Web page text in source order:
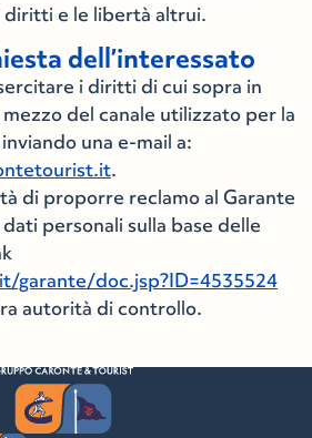
diritti e le libertà altrui.
dell’interessato
i diritti di cui sopra in
del canale utilizzato per la
una e-mail a:
.
di proporre reclamo al Garante
personali sulla base delle
garante/doc.jsp?ID=4535524
autorità di controllo.